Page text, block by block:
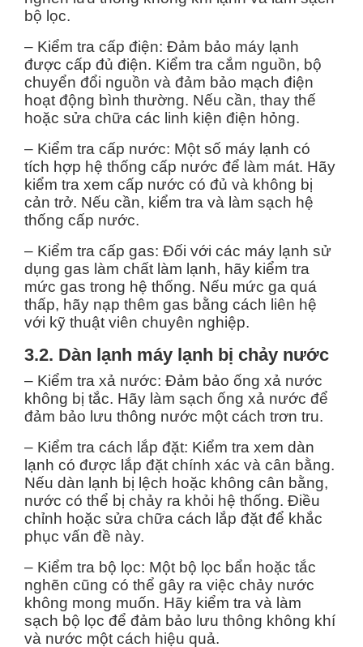
bộ lọc.
– Kiểm tra cấp điện: Đảm bảo máy lạnh
được cấp đủ điện. Kiểm tra cắm nguồn, bộ
chuyển đổi nguồn và đảm bảo mạch điện
hoạt động bình thường. Nếu cần, thay thế
hoặc sửa chữa các linh kiện điện hỏng.
– Kiểm tra cấp nước: Một số máy lạnh có
tích hợp hệ thống cấp nước để làm mát. Hãy
kiểm tra xem cấp nước có đủ và không bị
cản trở. Nếu cần, kiểm tra và làm sạch hệ
thống cấp nước.
– Kiểm tra cấp gas: Đối với các máy lạnh sử
dụng gas làm chất làm lạnh, hãy kiểm tra
mức gas trong hệ thống. Nếu mức ga quá
thấp, hãy nạp thêm gas bằng cách liên hệ
với kỹ thuật viên chuyên nghiệp.
3.2. Dàn lạnh máy lạnh bị chảy nước
– Kiểm tra xả nước: Đảm bảo ống xả nước
không bị tắc. Hãy làm sạch ống xả nước để
đảm bảo lưu thông nước một cách trơn tru.
– Kiểm tra cách lắp đặt: Kiểm tra xem dàn
lạnh có được lắp đặt chính xác và cân bằng.
Nếu dàn lạnh bị lệch hoặc không cân bằng,
nước có thể bị chảy ra khỏi hệ thống. Điều
chỉnh hoặc sửa chữa cách lắp đặt để khắc
phục vấn đề này.
– Kiểm tra bộ lọc: Một bộ lọc bẩn hoặc tắc
nghẽn cũng có thể gây ra việc chảy nước
không mong muốn. Hãy kiểm tra và làm
sạch bộ lọc để đảm bảo lưu thông không khí
và nước một cách hiệu quả.